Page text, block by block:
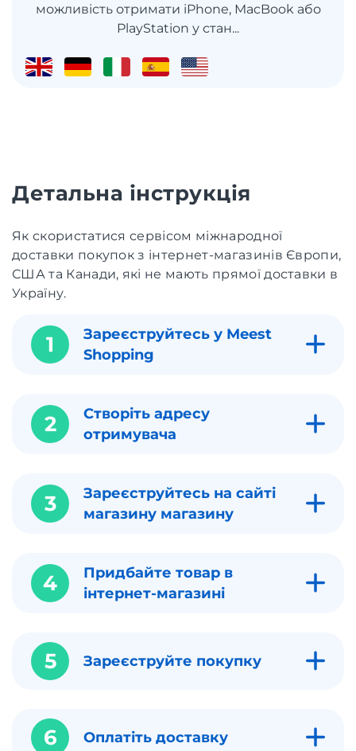
можливість отримати iPhone, MacBook або
PlayStation у стан...
Детальна інструкція
Як скористатися сервісом міжнародної
доставки покупок з інтернет-магазинів Європи,
США та Канади, які не мають прямої доставки в
Україну.
1
Зареєструйтесь у Meest
Shopping
2
Створіть адресу
отримувача
3
Зареєструйтесь на сайті
магазину магазину
4
Придбайте товар в
інтернет-магазині
5 Зареєструйте покупку
6 Оплатіть доставку